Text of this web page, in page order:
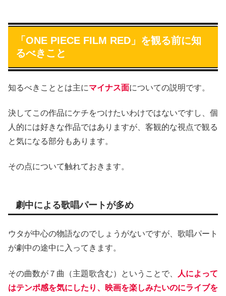
「ONE PIECE FILM RED」を観る前に知
るべきこと
知るべきこととは主にマイナス面についての説明です。
決してこの作品にケチをつけたいわけではないですし、個
人的には好きな作品ではありますが、客観的な視点で観る
と気になる部分もあります。
その点について触れておきます。
劇中による歌唱パートが多め
ウタが中心の物語なのでしょうがないですが、歌唱パート
が劇中の途中に入ってきます。
その曲数が７曲（主題歌含む）ということで、
人によって
はテンポ感を気にしたり、映画を楽しみたいのにライブを